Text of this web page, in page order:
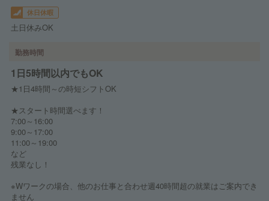
休日休暇
土日休みOK
勤務時間
1日5時間以内でもOK
★1日4時間～の時短シフトOK
★スタート時間選べます！
7:00～16:00
9:00～17:00
11:00～19:00
など
残業なし！
※Wワークの場合、他のお仕事と合わせ週40時間超の就業はご案内でき
ません